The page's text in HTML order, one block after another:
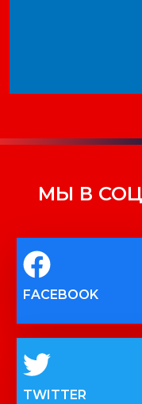
МЫ В
FACEBOOK
TWITTER